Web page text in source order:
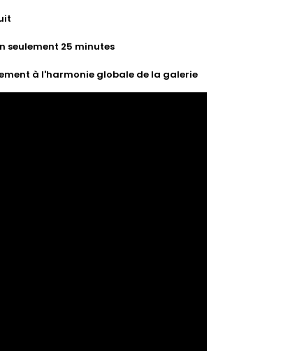
seulement 25 minutes
à l'harmonie globale de la galerie